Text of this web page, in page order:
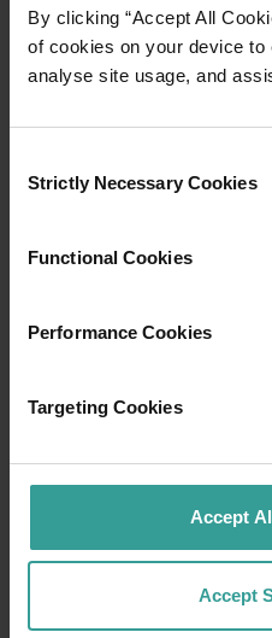
By clicking “Accept All
of cookies on your device to
analyse site usage, and
Selection
Strictly Necessary Cookies
Functional Cookies
Performance Cookies
Targeting Cookies
Accept
Accept
01
行程
在橫跨西澳州迷人風景
就從珀斯 (Perth) 開始
田園詩篇般的美好開始
閱讀更多